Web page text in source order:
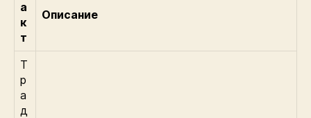
а
к
т
Описание
Т
р
а
д